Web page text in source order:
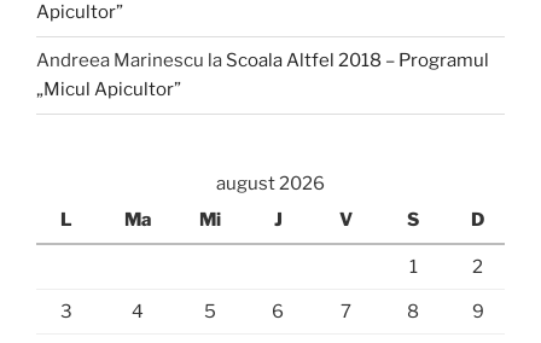
Apicultor”
Andreea Marinescu la Scoala Altfel 2018 – Programul
„Micul Apicultor”
august 2026
L
Ma Mi J V S D
1 2
3 4 5 6 7 8 9